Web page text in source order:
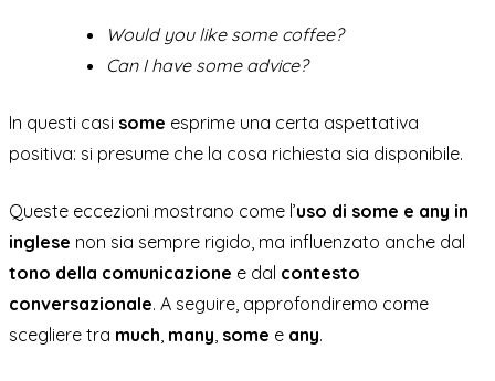
Would you like some coffee?
Can I have some advice?
In questi casi some esprime una certa aspettativa
positiva: si presume che la cosa richiesta sia disponibile.
Queste eccezioni mostrano come l’uso di some e any in
inglese non sia sempre rigido, ma influenzato anche dal
tono della comunicazione e dal contesto
conversazionale. A seguire, approfondiremo come
scegliere tra much many some e any.